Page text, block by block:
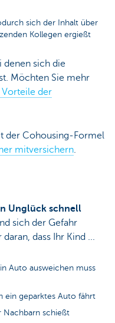
sich der Inhalt über
Kollegen ergießt
denen sich die
Möchten Sie mehr
Vorteile der
der Cohousing-Formel
mitversichern.
Unglück schnell
sich der Gefahr
dass Ihr Kind ...
Auto ausweichen muss
ein geparktes Auto fährt
Nachbarn schießt